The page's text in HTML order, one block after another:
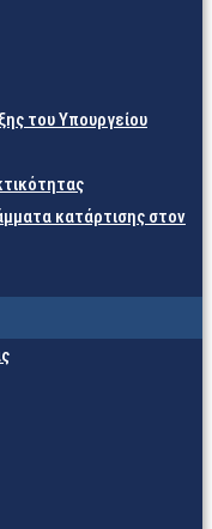
του Υπουργείου
κατάρτισης στον